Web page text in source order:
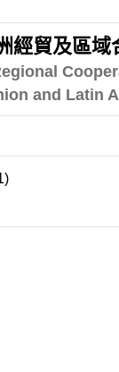
經貿及區域
and Latin